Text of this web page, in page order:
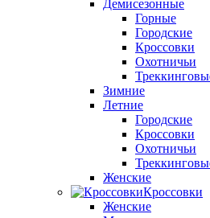
Демисезонные
Горные
Городские
Кроссовки
Охотничьи
Зимние
Летние
Городские
Кроссовки
Охотничьи
Женские
Кроссовки
Женские